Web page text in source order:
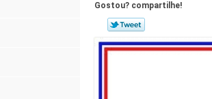
Gostou? compartilhe!